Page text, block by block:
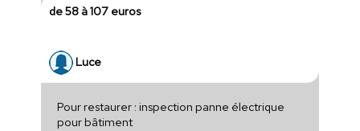
de 58 à 107 euros
Luce
Pour restaurer : inspection panne électrique
pour bâtiment